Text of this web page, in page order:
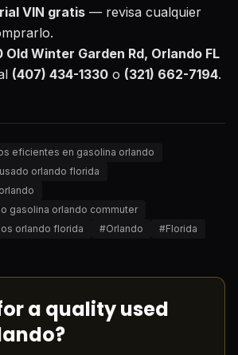
VIN gratis — revisa cualquier
Old Winter Garden Rd, Orlando FL
(407) 434-1330 o (321) 662-7194.
eficientes en gasolina orlando
orlando florida
gasolina orlando commuter
orlando florida #Orlando #Florida
a quality used